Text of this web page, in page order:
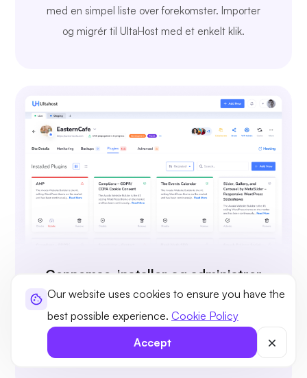
Our website uses cookies to ensure you have the
best possible experience. Cookie Policy
Accept
med en simpel liste over forekomster. Importer
og migrér til UltaHost med et enkelt klik.
Gennemse, installer og administrer
plugins
Installer og administrer WordPress-plugins, test
dem og implementer dem nemt uden at skulle
forlade dit klientområde.